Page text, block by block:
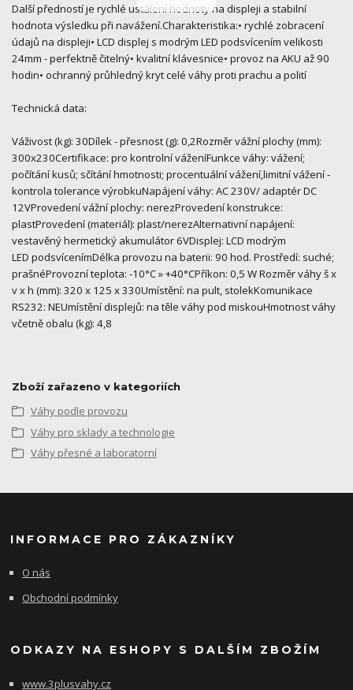
Další předností je rychlé ustálení hodnoty na displeji a stabilní
hodnota výsledku při navážení.Charakteristika:• rychlé zobracení
údajů na displeji• LCD displej s modrým LED podsvícením velikosti
24mm - perfektně čitelný• kvalitní klávesnice• provoz na AKU až 90
hodin• ochranný průhledný kryt celé váhy proti prachu a polití
Technická data:
Váživost (kg): 30Dílek - přesnost (g): 0,2Rozměr vážní plochy (mm):
300x230Certifikace: pro kontrolní váženíFunkce váhy: vážení;
počítání kusů; sčítání hmotnosti; procentuální vážení,limitní vážení -
kontrola tolerance výrobkuNapájení váhy: AC 230V/ adaptér DC
12VProvedení vážní plochy: nerezProvedení konstrukce:
plastProvedení (materiál): plast/nerezAlternativní napájení:
vestavěný hermetický akumulátor 6VDisplej: LCD modrým
LED podsvícenímDélka provozu na baterii: 90 hod. Prostředí: suché;
prašnéProvozní teplota: -10°C » +40°CPříkon: 0,5 W Rozměr váhy š x
v x h (mm): 320 x 125 x 330Umístění: na pult, stolekKomunikace
RS232: NEUmístění displejů: na těle váhy pod miskouHmotnost váhy
včetně obalu (kg): 4,8
Zboží zařazeno v kategoriích
Váhy podle provozu
Váhy pro sklady a technologie
Váhy přesné a laboratorní
INFORMACE PRO ZÁKAZNÍKY
O nás
Obchodní podmínky
ODKAZY NA ESHOPY S DALŠÍM ZBOŽÍM
www.3plusvahy.cz